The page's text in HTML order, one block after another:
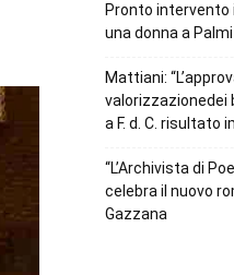
Pronto intervento
una donna a Palmi
Mattiani:
valorizzazionedei
a F. d. C. risultato
“L’Archivista di
celebra il nuovo
Gazzana